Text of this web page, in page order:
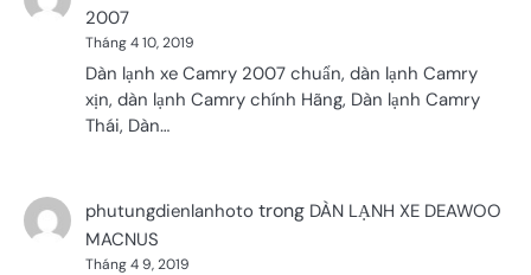
2007
Tháng 4 10, 2019
Dàn lạnh xe Camry 2007 chuẩn, dàn lạnh Camry
xịn, dàn lạnh Camry chính Hãng, Dàn lạnh Camry
Thái, Dàn…
phutungdienlanhoto trong DÀN LẠNH XE DEAWOO
MACNUS
Tháng 4 9, 2019